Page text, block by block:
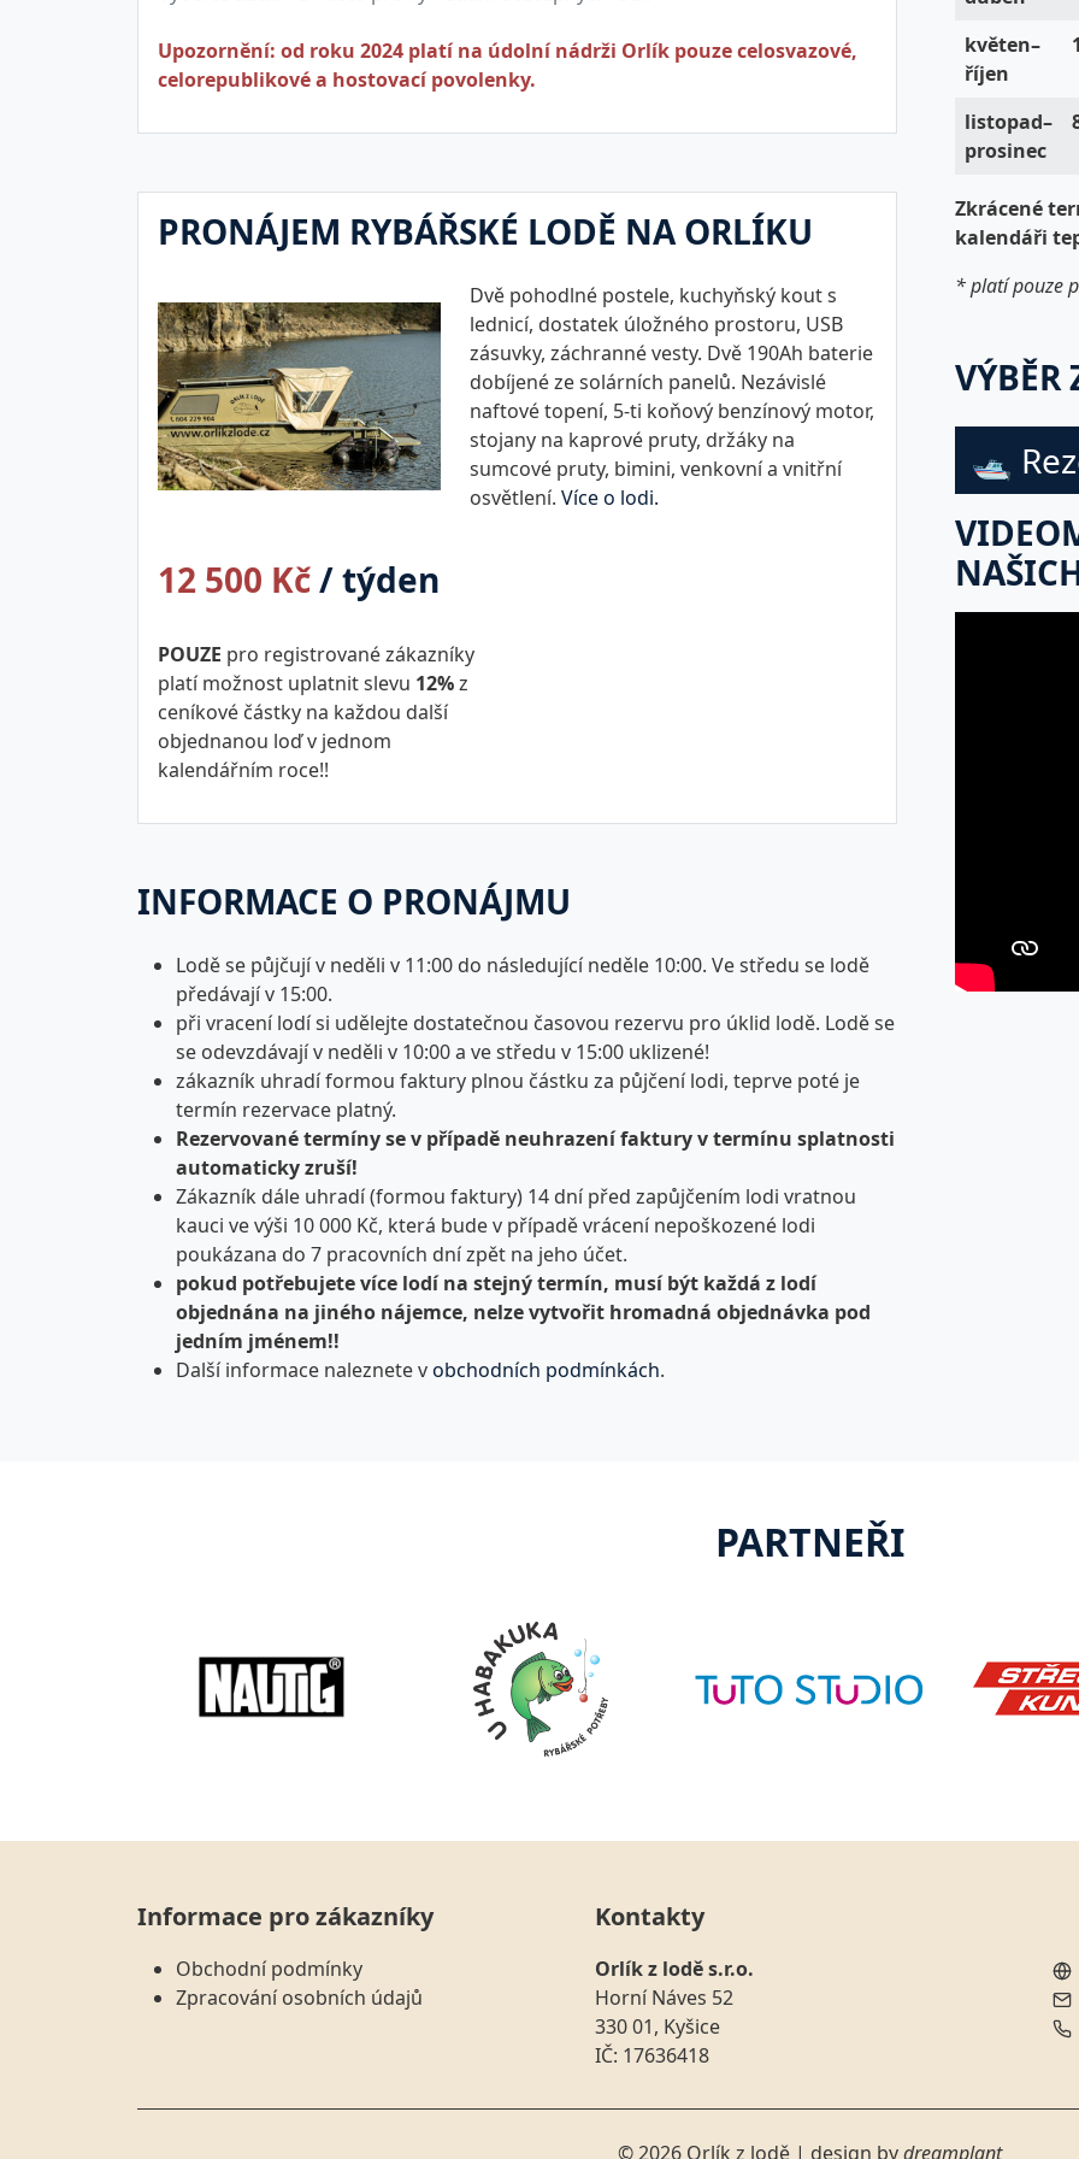
Upozornění: od roku 2024 platí na údolní nádrži Orlík pouze celosvazové,
celorepublikové a hostovací povolenky.
PRONÁJEM RYBÁŘSKÉ LODĚ NA ORLÍKU
Dvě pohodlné postele, kuchyňský kout s
lednicí, dostatek úložného prostoru, USB
zásuvky, záchranné vesty. Dvě 190Ah baterie
dobíjené ze solárních panelů. Nezávislé
naftové topení, 5-ti koňový benzínový motor,
stojany na kaprové pruty, držáky na
sumcové pruty, bimini, venkovní a vnitřní
osvětlení. Více o lodi.
12 500 Kč/ týden
POUZE pro registrované zákazníky
platí možnost uplatnit slevu 12%z
ceníkové částky na každou další
objednanou loď v jednom
kalendářním roce!!
INFORMACE O PRONÁJMU
Lodě se půjčují v neděli v 11:00 do následující neděle 10:00. Ve středu se lodě
předávají v 15:00.
při vracení lodí si udělejte dostatečnou časovou rezervu pro úklid lodě. Lodě se
se odevzdávají v neděli v 10:00 a ve středu v 15:00 uklizené!
zákazník uhradí formou faktury plnou částku za půjčení lodi, teprve poté je
termín rezervace platný.
Rezervované termíny se v případě neuhrazení faktury v termínu splatnosti
automaticky zruší!
Zákazník dále uhradí (formou faktury) 14 dní před zapůjčením lodi vratnou
kauci ve výši 10 000 Kč, která bude v případě vrácení nepoškozené lodi
poukázana do 7 pracovních dní zpět na jeho účet.
pokud potřebujete více lodí na stejný termín, musí být každá z lodí
objednána na jiného nájemce, nelze vytvořit hromadná objednávka pod
jedním jménem!!
Další informace naleznete vobchodních podmínkách.
květen–
říjen
listopad–
prosinec
Zkrácené
kalendáři
* platí pouze
VÝBĚR
🛥
PARTNEŘI
Informace pro zákazníky
Obchodní podmínky
Zpracování osobních údajů
Kontakty
Orlík z lodě s.r.o.
Horní Náves 52
330 01, Kyšice
IČ: 17636418
© 2026 Orlík z lodě | design bydreamplant